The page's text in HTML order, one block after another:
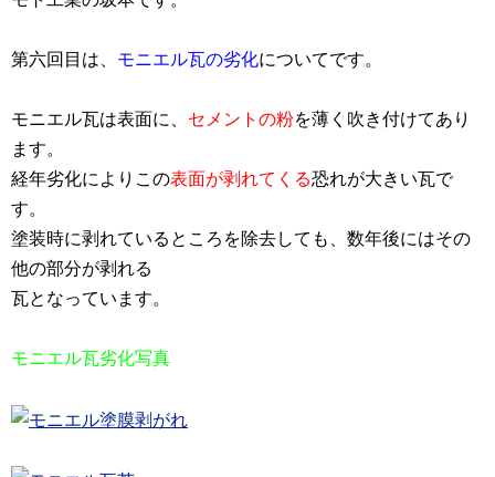
第六回目は、 モニエル瓦の劣化についてです。
モニエル瓦は表面に、 セメントの粉を薄く吹き付けてあり
ます。
経年劣化によりこの表面が剥れてくる恐れが大きい瓦で
す。
塗装時に剥れているところを除去しても、数年後にはその
他の部分が剥れる
瓦となっています。
モニエル瓦劣化写真